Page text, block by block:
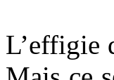
L’effigie